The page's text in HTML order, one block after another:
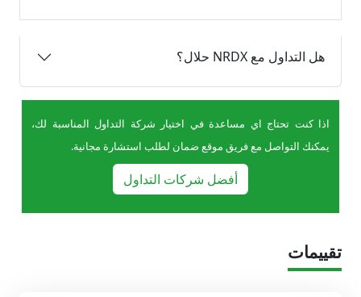
هل التداول مع NRDX حلال؟
اذا كنت تحتاج اي مساعدة في اختيار شركة التداول المناسبة لك،
يمكنك التواصل مع فريق موقع ضمان لطلب استشارة مجانية.
أفضل شركات التداول
تقييمات